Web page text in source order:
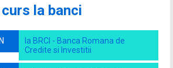
la banci
la BRCI - Banca Romana de
Credite si Investitii